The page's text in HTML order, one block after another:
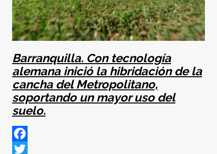
Barranquilla. Con tecnología
alemana inició la hibridación de la
cancha del Metropolitano,
soportando un mayor uso del
suelo.
Facebook